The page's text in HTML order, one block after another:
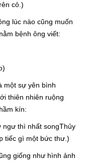
cỏ.)
lúc nào cũng muốn
bệnh ông viết:
một sự yên bình
thiên nhiên ruộng
kín:
ngư thì nhất songThủy
tiếc gì một bức thư.)
giống như hình ảnh